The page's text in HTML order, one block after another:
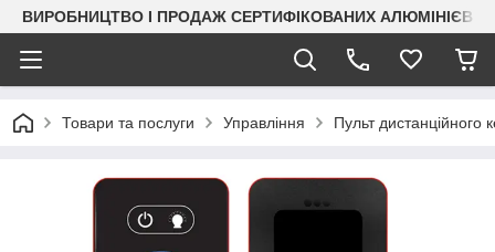
ВИРОБНИЦТВО І ПРОДАЖ СЕРТИФІКОВАНИХ
Товари та послуги Управління Пульт дистанційного